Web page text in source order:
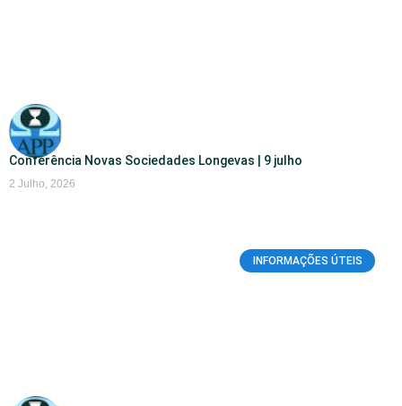
Conferência Novas Sociedades Longevas | 9 julho
2 Julho, 2026
INFORMAÇÕES ÚTEIS